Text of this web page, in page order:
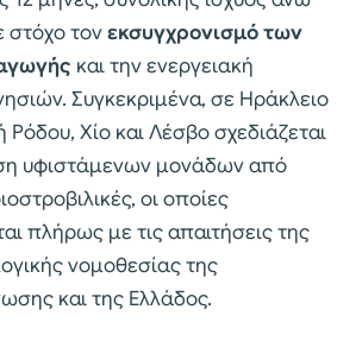
στόχο τονεκσυγχρονισμό των
και την ενεργειακή
Συγκεκριμένα, σε Ηράκλειο
Χίο και Λέσβο σχεδιάζεται
υφιστάμενων μονάδων από
οι οποίες
πλήρως με τις απαιτήσεις της
νομοθεσίας της
και της Ελλάδος.